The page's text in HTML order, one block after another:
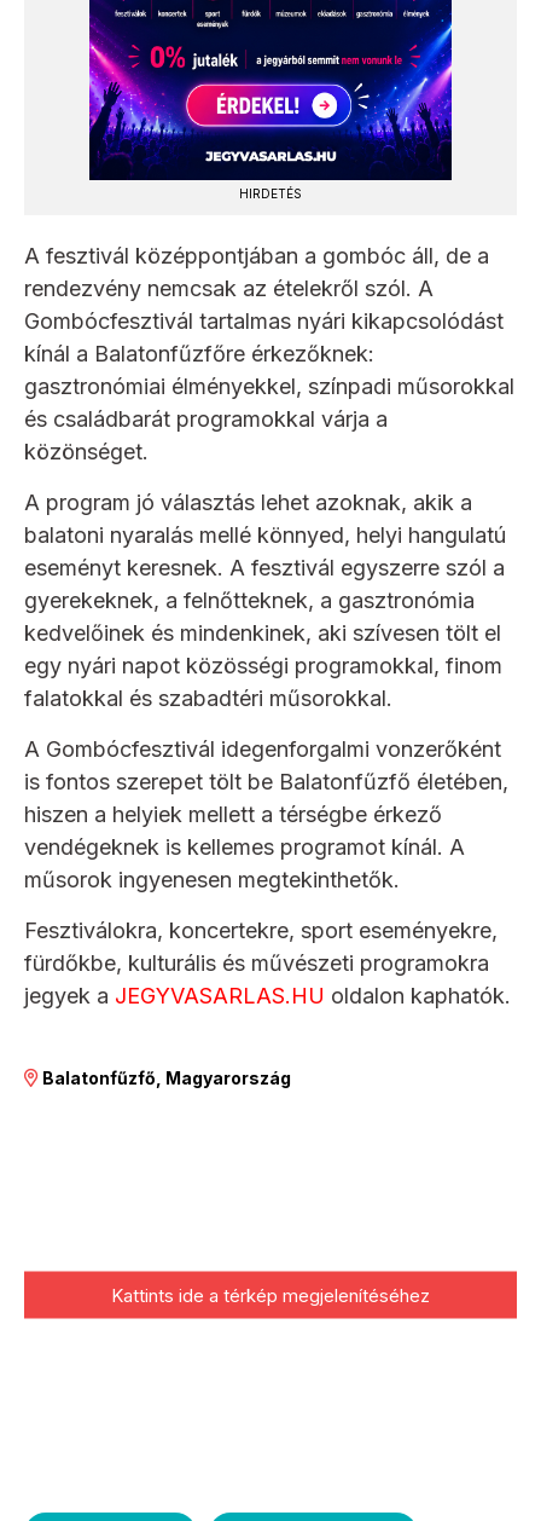
HIRDETÉS
A fesztivál középpontjában a gombóc áll, de a
rendezvény nemcsak az ételekről szól. A
Gombócfesztivál tartalmas nyári kikapcsolódást
kínál a Balatonfűzfőre érkezőknek:
gasztronómiai élményekkel, színpadi műsorokkal
és családbarát programokkal várja a
közönséget.
A program jó választás lehet azoknak, akik a
balatoni nyaralás mellé könnyed, helyi hangulatú
eseményt keresnek. A fesztivál egyszerre szól a
gyerekeknek, a felnőtteknek, a gasztronómia
kedvelőinek és mindenkinek, aki szívesen tölt el
egy nyári napot közösségi programokkal, finom
falatokkal és szabadtéri műsorokkal.
A Gombócfesztivál idegenforgalmi vonzerőként
is fontos szerepet tölt be Balatonfűzfő életében,
hiszen a helyiek mellett a térségbe érkező
vendégeknek is kellemes programot kínál. A
műsorok ingyenesen megtekinthetők.
Fesztiválokra, koncertekre, sport eseményekre,
fürdőkbe, kulturális és művészeti programokra
jegyek a JEGYVASARLAS.HU oldalon kaphatók.
Balatonfűzfő, Magyarország
Kattints ide a térkép megjelenítéséhez